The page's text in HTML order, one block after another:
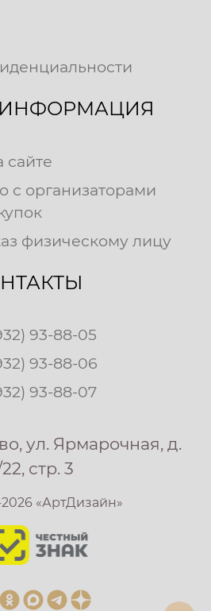
сайте
с организаторами
физическому лицу
93-88-05
93-88-06
93-88-07
ул. Ярмарочная, д.
стр. 3
2026 «АртДизайн»